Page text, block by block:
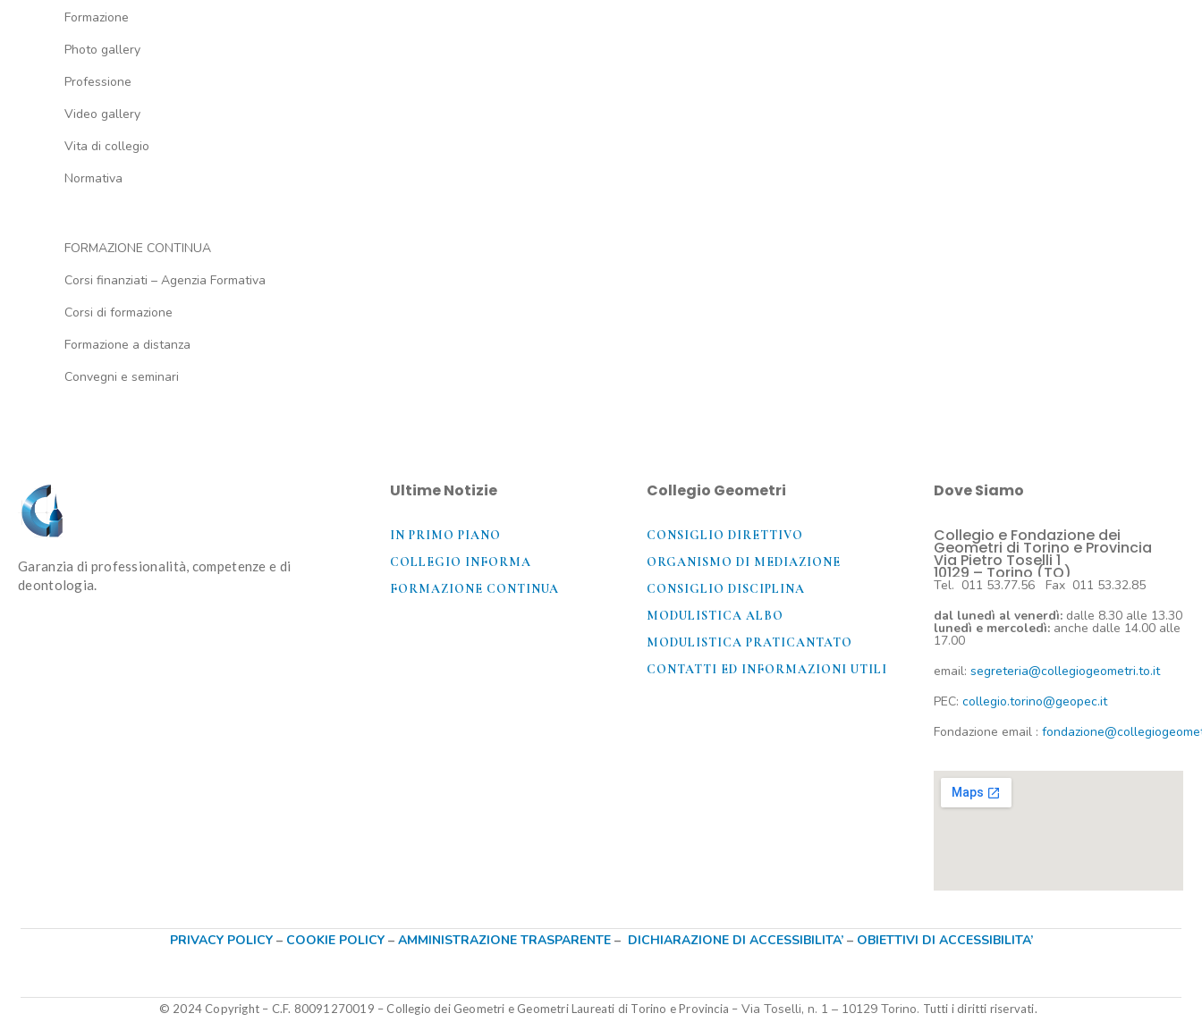
Formazione
Photo gallery
Professione
Video gallery
Vita di collegio
Normativa
FORMAZIONE CONTINUA
Corsi finanziati – Agenzia Formativa
Corsi di formazione
Formazione a distanza
Convegni e seminari
Garanzia di professionalità, competenze e di
deontologia.
Ultime Notizie
IN PRIMO PIANO
COLLEGIO INFORMA
FORMAZIONE CONTINUA
Collegio Geometri
CONSIGLIO DIRETTIVO
ORGANISMO DI MEDIAZIONE
CONSIGLIO DISCIPLINA
MODULISTICA ALBO
MODULISTICA PRATICANTATO
CONTATTI ED INFORMAZIONI UTILI​
Dove Siamo
Collegio e Fondazione dei
Geometri di Torino e Provincia
Via Pietro Toselli 1
10129 – Torino (TO)
Tel. 011 53.77.56 Fax 011 53.32.85
dal lunedì al venerdì: dalle 8.30 alle 13.30
lunedì e mercoledì: anche dalle 14.00 alle
17.00
email: segreteria@collegiogeometri.to.it
PEC: collegio.torino@geopec.it
Fondazione email :
PRIVACY POLICY– COOKIE POLICY – AMMINISTRAZIONE TRASPARENTE– DICHIARAZIONE DI ACCESSIBILITA’– OBIETTIVI DI ACCESSIBILITA’
© 2024 Copyright – C.F. 80091270019 – Collegio dei Geometri e Geometri Laureati di Torino e Provincia – Via Toselli, n. 1 – 10129 Torino. Tutti i diritti riservati.